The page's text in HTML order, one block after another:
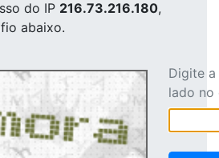
do IP 216.73.216.180,
abaixo.
Digite
lado no